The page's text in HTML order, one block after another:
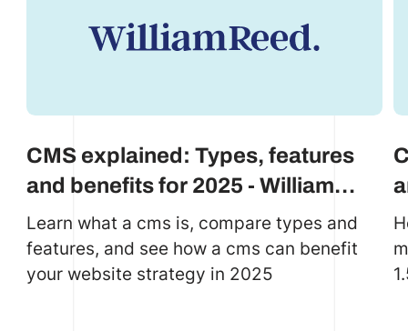
CMS explained: Types, features
and benefits for 2025 - William
Reed case study
Learn what a cms is, compare types and
features, and see how a cms can benefit
your website strategy in 2025